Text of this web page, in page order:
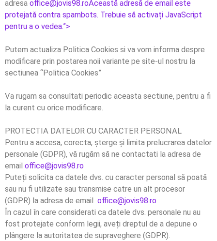
adresa office@jovis98.roAceastă adresă de email este
protejată contra spambots. Trebuie să activați JavaScript
pentru a o vedea.”>
Putem actualiza Politica Cookies si va vom informa despre
modificare prin postarea noii variante pe site-ul nostru la
sectiunea “Politica Cookies”
Va rugam sa consultati periodic aceasta sectiune, pentru a fi
la curent cu orice modificare.
PROTECTIA DATELOR CU CARACTER PERSONAL
Pentru a accesa, corecta, șterge și limita prelucrarea datelor
personale (GDPR), vă rugăm să ne contactati la adresa de
email office@jovis98.ro
Puteți solicita ca datele dvs. cu caracter personal să poată
sau nu fi utilizate sau transmise catre un alt procesor
(GDPR) la adresa de email office@jovis98.ro
În cazul în care considerati ca datele dvs. personale nu au
fost protejate conform legii, aveți dreptul de a depune o
plângere la autoritatea de supraveghere (GDPR).